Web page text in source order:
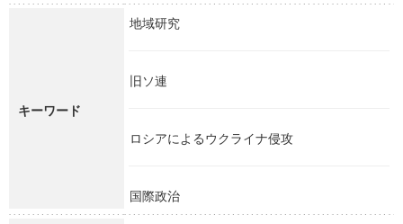
キーワード
地域研究
旧ソ連
ロシアによるウクライナ侵攻
国際政治